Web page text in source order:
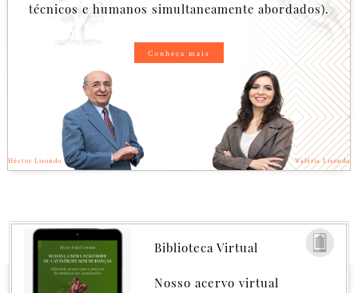
Héctor Lisondo
técnicos e humanos simultaneamente abordados).
Conheça mais
Valéria Lisondo
Biblioteca Virtual
Nosso acervo virtual